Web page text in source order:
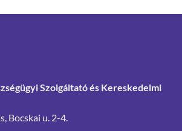
Szolgáltató és Kereskedelmi
Bocskai u. 2-4.